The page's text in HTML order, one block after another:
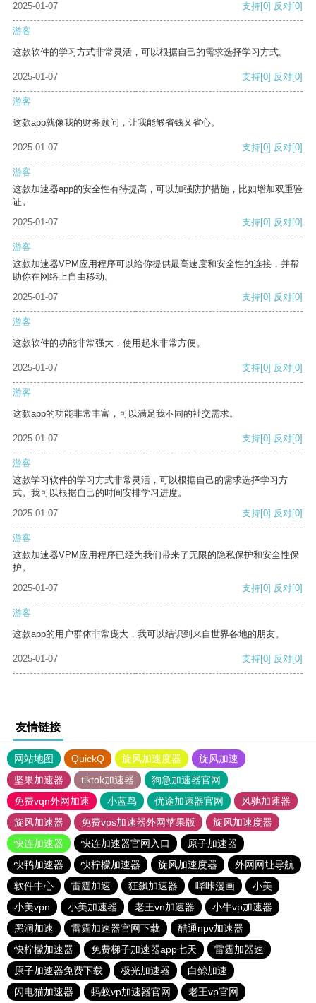
2025-01-07
支持[0] 反对[0]
游客
这款软件的学习方式非常灵活，可以根据自己的需求选择学习方式。
2025-01-07 支持[0] 反对[0]
游客
这款app就像我的财务顾问，让我能够省钱又省心。
2025-01-07 支持[0] 反对[0]
游客
这款加速器app的安全性有待提高，可以加强防护措施，比如增加双重验
证。
2025-01-07
支持[0] 反对[0]
游客
这款加速器VPM应用程序可以给你提供最高速度和安全性的连接，并帮
助你在网络上自由移动。
2025-01-07
支持[0] 反对[0]
游客
这款软件的功能非常强大，使用起来非常方便。
2025-01-07 支持[0] 反对[0]
游客
这款app的功能非常丰富，可以满足我不同的社交需求。
2025-01-07 支持[0] 反对[0]
游客
这款学习软件的学习方式非常灵活，可以根据自己的需求选择学习方
式。我可以根据自己的时间安排学习进度。
2025-01-07
支持[0] 反对[0]
游客
这款加速器VPM应用程序已经为我们带来了无限的隐私保护和安全性保
护。
2025-01-07
支持[0] 反对[0]
游客
这款app的用户群体非常庞大，我可以结识到来自世界各地的朋友。
2025-01-07 支持[0] 反对[0]
友情链接
网站地图 QuickQ 旋风加速度器
旋风加速
坚果加速器
tiktok加速器
狗急加速器官网
免费vqn外网加速
小蓝鸟 优途加速器官网
风驰加速器
旋风加速器
免费vps加速器外网苹果版
旋风加速度器
快连加速器
快连加速器官网入口
原子加速器
快鸭加速器
快柠檬加速器 旋风加速度器
外网网址导航
软件中心
雷霆加速 狂飙加速器 哔咔漫画
小美
小美vpn
小美加速器 老王vn加速器
小牛vp加速器
黑洞加速
雷霆加速器官网下载
酷通npv加速器
快柠檬加速器
免费梯子加速器app七天
雷霆加器速
原子加速器免费下载
极光加速器
白鲸加速
闪电猫加速器
蚂蚁vp加速器官网 老王vp官网